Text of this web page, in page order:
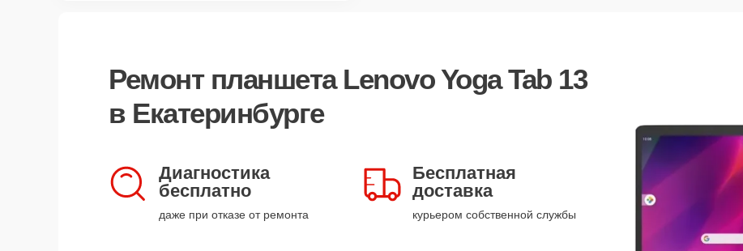
Ремонт планшета Lenovo Yoga Tab 13
в Екатеринбурге
Диагностика
бесплатно
даже при отказе от ремонта
Бесплатная
доставка
курьером собственной службы